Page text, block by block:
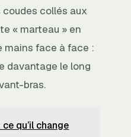
coudes collés aux
« marteau » en
mains face à face :
davantage le long
bras.
ce qu’il change